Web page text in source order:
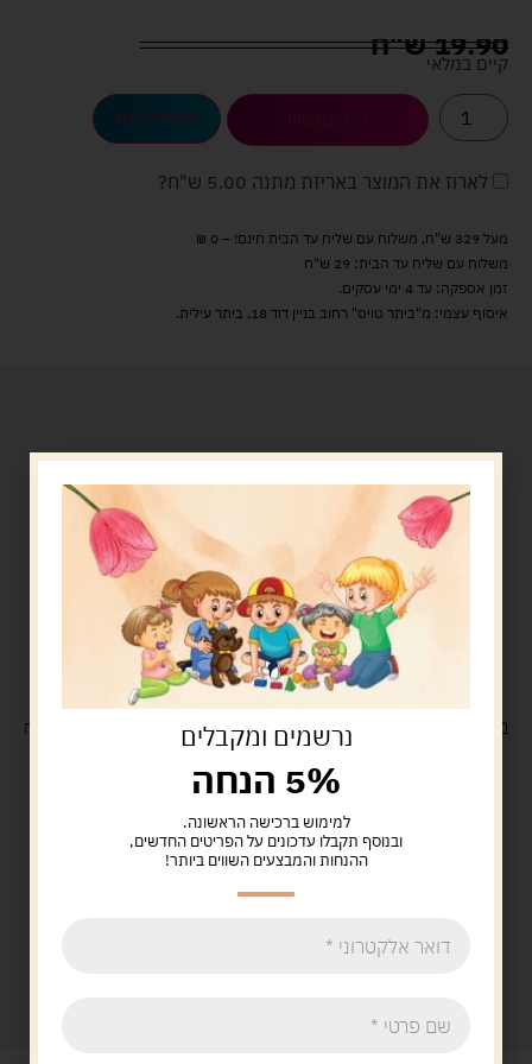
19.90ש"ח
קיים במלאי
הוספה לסל
לארוז את המוצר באריזת מתנה 5.00 ש"ח ?
מעל 329 ש"ח, משלוח עם שליח עד הבית חינם! – 0 ₪
משלוח עם שליח עד הבית: 29 ש"ח
זמן אספקה: עד 4 ימי עסקים.
איסוף עצמי: מ"ביתר טויס" רחוב בניין דוד 18, ביתר עילית.
משלוח בקנייה מעל 329 ש"ח משלוח עםנרשמים ומקבלים
5% הנחה
למימוש ברכישה הראשונה.
ובנוסף תקבלו עדכונים על הפריטים החדשים,
ההנחות והמבצעים השווים ביותר!